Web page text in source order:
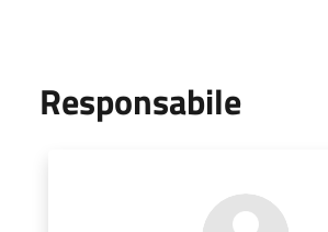
Responsabile